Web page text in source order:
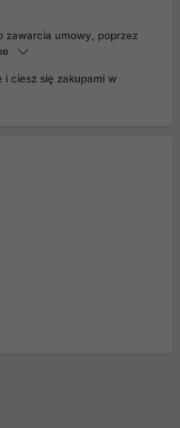
zawarcia umowy, poprzez
i ciesz się zakupami w